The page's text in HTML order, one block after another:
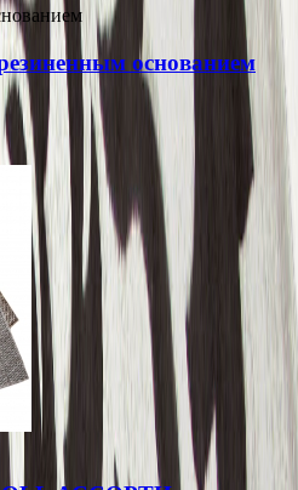
основанием